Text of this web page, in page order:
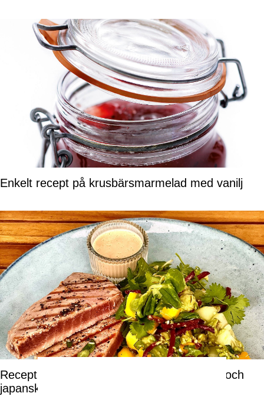
Enkelt recept på krusbärsmarmelad med vanilj
Recept på grillad tonfisk med mangosallad och
japansk majonnäs